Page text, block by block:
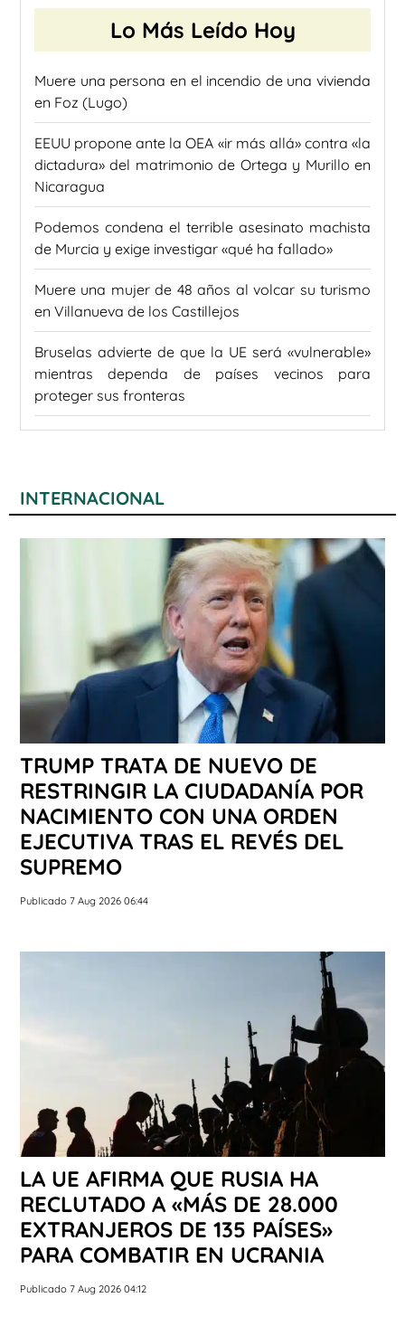
Lo Más Leído Hoy
Muere una persona en el incendio de una vivienda
en Foz (Lugo)
EEUU propone ante la OEA «ir más allá» contra «la
dictadura» del matrimonio de Ortega y Murillo en
Nicaragua
Podemos condena el terrible asesinato machista
de Murcia y exige investigar «qué ha fallado»
Muere una mujer de 48 años al volcar su turismo
en Villanueva de los Castillejos
Bruselas advierte de que la UE será «vulnerable»
mientras dependa de países vecinos para
proteger sus fronteras
INTERNACIONAL
TRUMP TRATA DE NUEVO DE
RESTRINGIR LA CIUDADANÍA POR
NACIMIENTO CON UNA ORDEN
EJECUTIVA TRAS EL REVÉS DEL
SUPREMO
Publicado 7 Aug 2026 06:44
LA UE AFIRMA QUE RUSIA HA
RECLUTADO A «MÁS DE 28.000
EXTRANJEROS DE 135 PAÍSES»
PARA COMBATIR EN UCRANIA
Publicado 7 Aug 2026 04:12